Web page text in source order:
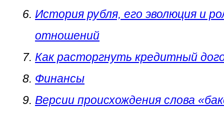
История рубля, его эволюция и
отношений
Как расторгнуть кредитный
Финансы
Версии происхождения слова